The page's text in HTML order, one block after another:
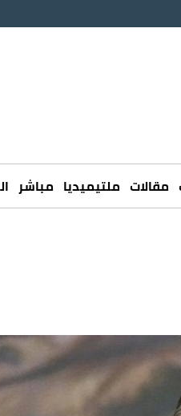
مقالات ملتيميديا مباشر